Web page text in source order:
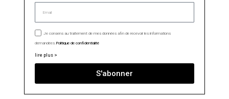
Je consens au traitement de mes données afin de recevoir les informations
demandées.Politique de confidentialité
lire plus >
S'abonner